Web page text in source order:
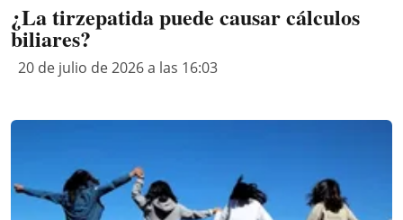
¿La tirzepatida puede causar cálculos
biliares?
20 de julio de 2026 a las 16:03